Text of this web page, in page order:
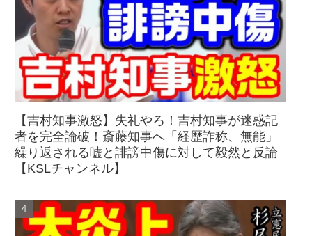
【吉村知事激怒】失礼やろ！吉村知事が迷惑記
者を完全論破！斎藤知事へ「経歴詐称、無能」
繰り返される嘘と誹謗中傷に対して毅然と反論
【KSLチャンネル】